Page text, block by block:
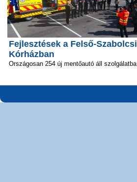
Fejlesztések a Felső-Szabolcsi
Kórházban
Országosan 254 új mentőautó áll szolgálatba